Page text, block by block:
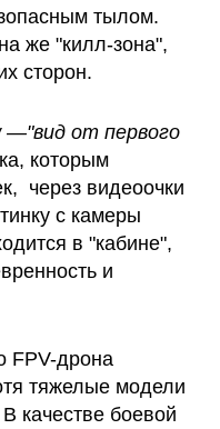
тылом.
же "килл-зона",
сторон.
—"вид от первого
которым
через видеоочки
с камеры
в "кабине",
и
FPV-дрона
тяжелые модели
качестве боевой